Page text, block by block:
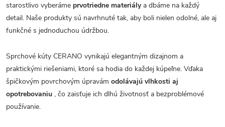
starostlivo vyberáme prvotriedne materiálya dbáme na každý
detail. Naše produkty sú navrhnuté tak, aby boli nielen odolné, ale aj
funkčné s jednoduchou údržbou.
Sprchové kúty CERANO vynikajú elegantným dizajnom a
praktickými riešeniami, ktoré sa hodia do každej kúpeľne. Vďaka
špičkovým povrchovým úpravám odolávajú vlhkosti aj
opotrebovaniu , čo zaisťuje ich dlhú životnosť a bezproblémové
používanie.